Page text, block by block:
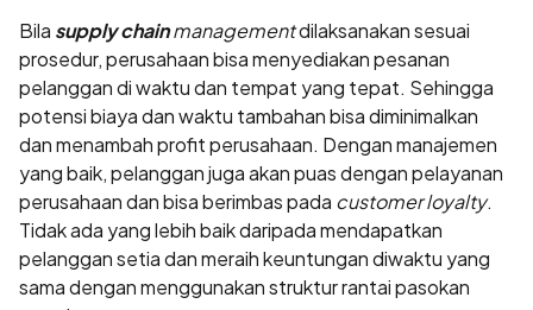
Bila supply chainmanagementdilaksanakan sesuai
prosedur, perusahaan bisa menyediakan pesanan
pelanggan di waktu dan tempat yang tepat. Sehingga
potensi biaya dan waktu tambahan bisa diminimalkan
dan menambah profit perusahaan. Dengan manajemen
yang baik, pelanggan juga akan puas dengan pelayanan
perusahaan dan bisa berimbas pada customer loyalty.
Tidak ada yang lebih baik daripada mendapatkan
pelanggan setia dan meraih keuntungan diwaktu yang
sama dengan menggunakan struktur rantai pasokan